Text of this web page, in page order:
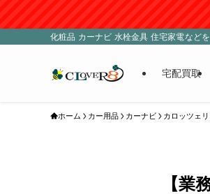
化粧品 カーナビ 水栓金具 住宅家電など
宅配買取
ホーム カー用品 カーナビ カロッツェリ
【業